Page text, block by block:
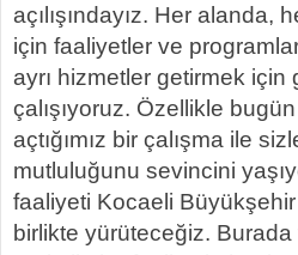
açılışındayız. Her alanda,
için faaliyetler ve
ayrı hizmetler getirmek için
çalışıyoruz. Özellikle
açtığımız bir çalışma ile
mutluluğunu sevincini
faaliyeti Kocaeli
birlikte yürüteceğiz. Burada